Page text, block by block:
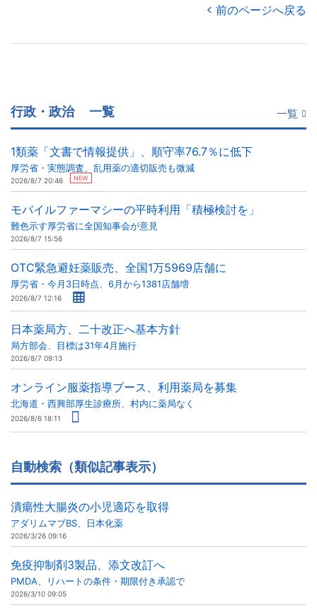
前のページへ戻る
行政・政治 一覧 一覧
1類薬「文書で情報提供」、順守率76.7％に低下
厚労省・実態調査、乱用薬の適切販売も微減
2026/8/7 20:46 NEW
モバイルファーマシーの平時利用「積極検討を」
難色示す厚労省に全国知事会が意見
2026/8/7 15:56
OTC緊急避妊薬販売、全国1万5969店舗に
厚労省・今月3日時点、6月から1381店舗増
2026/8/7 12:16
日本薬局方、二十改正へ基本方針
局方部会、目標は31年4月施行
2026/8/7 09:13
オンライン服薬指導ブース、利用薬局を募集
北海道・西興部厚生診療所、村内に薬局なく
2026/8/6 18:11
自動検索（類似記事表示）
潰瘍性大腸炎の小児適応を取得
アダリムマブBS、日本化薬
2026/3/26 09:16
免疫抑制剤3製品、添文改訂へ
PMDA、リハートの条件・期限付き承認で
2026/3/10 09:05